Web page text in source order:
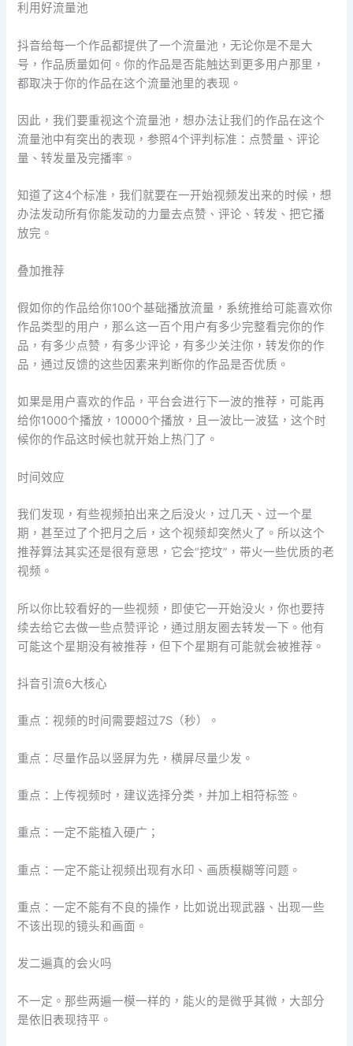
利用好流量池
抖音给每一个作品都提供了一个流量池，无论你是不是大
号，作品质量如何。你的作品是否能触达到更多用户那里，
都取决于你的作品在这个流量池里的表现。
因此，我们要重视这个流量池，想办法让我们的作品在这个
流量池中有突出的表现，参照4个评判标准：点赞量、评论
量、转发量及完播率。
知道了这4个标准，我们就要在一开始视频发出来的时候，想
办法发动所有你能发动的力量去点赞、评论、转发、把它播
放完。
叠加推荐
假如你的作品给你100个基础播放流量，系统推给可能喜欢你
作品类型的用户，那么这一百个用户有多少完整看完你的作
品，有多少点赞，有多少评论，有多少关注你，转发你的作
品，通过反馈的这些因素来判断你的作品是否优质。
如果是用户喜欢的作品，平台会进行下一波的推荐，可能再
给你1000个播放，10000个播放，且一波比一波猛，这个时
候你的作品这时候也就开始上热门了。
时间效应
我们发现，有些视频拍出来之后没火，过几天、过一个星
期，甚至过了个把月之后，这个视频却突然火了。所以这个
推荐算法其实还是很有意思，它会“挖坟”，带火一些优质的老
视频。
所以你比较看好的一些视频，即使它一开始没火，你也要持
续去给它去做一些点赞评论，通过朋友圈去转发一下。他有
可能这个星期没有被推荐，但下个星期有可能就会被推荐。
抖音引流6大核心
重点：视频的时间需要超过7S（秒）。
重点：尽量作品以竖屏为先，横屏尽量少发。
重点：上传视频时，建议选择分类，并加上相符标签。
重点：一定不能植入硬广；
重点：一定不能让视频出现有水印、画质模糊等问题。
重点：一定不能有不良的操作，比如说出现武器、出现一些
不该出现的镜头和画面。
发二遍真的会火吗
不一定。那些两遍一模一样的，能火的是微乎其微，大部分
是依旧表现持平。